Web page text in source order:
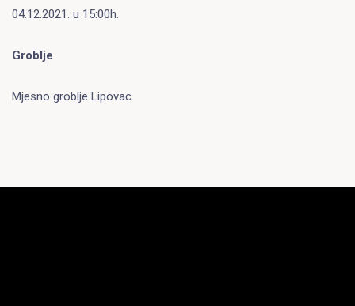
04.12.2021. u 15:00h.
Groblje
Mjesno groblje Lipovac.